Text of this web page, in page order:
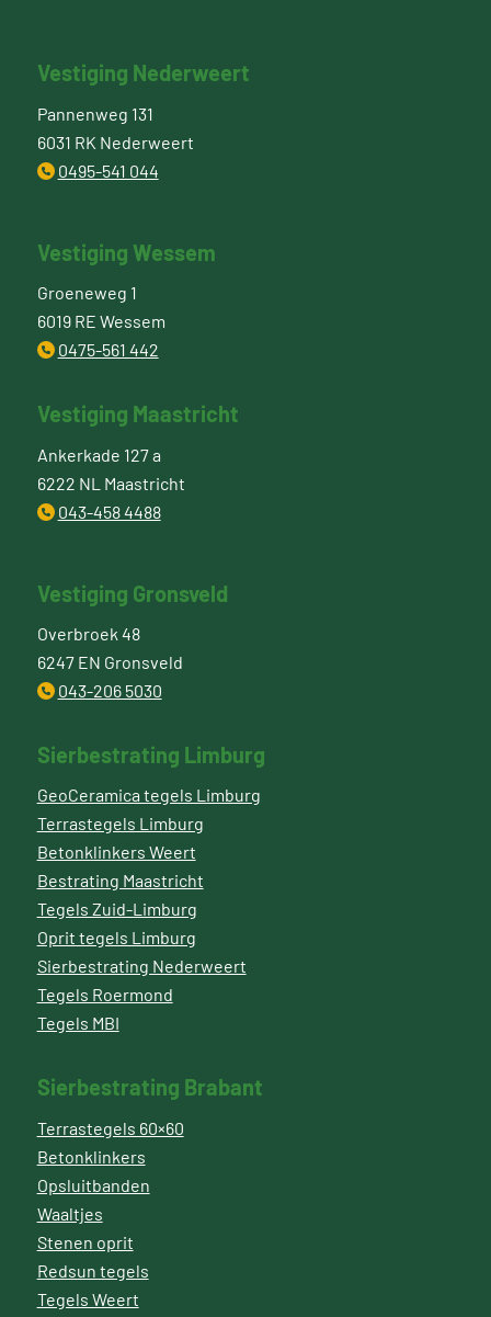
Vestiging Nederweert
Pannenweg 131
6031 RK Nederweert
0495-541 044
Vestiging Wessem
Groeneweg 1
6019 RE Wessem
0475-561 442
Vestiging Maastricht
Ankerkade 127 a
6222 NL Maastricht
043-458 4488
Vestiging Gronsveld
Overbroek 48
6247 EN Gronsveld
043-206 5030
Sierbestrating Limburg
GeoCeramica tegels Limburg
Terrastegels Limburg
Betonklinkers Weert
Bestrating Maastricht
Tegels Zuid-Limburg
Oprit tegels Limburg
Sierbestrating Nederweert
Tegels Roermond
Tegels MBI
Sierbestrating Brabant
Terrastegels 60×60
Betonklinkers
Opsluitbanden
Waaltjes
Stenen oprit
Redsun tegels
Tegels Weert